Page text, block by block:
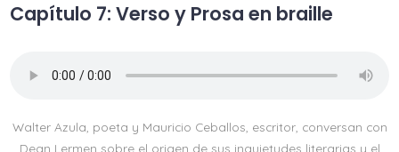
Capítulo 7: Verso y Prosa en braille
Walter Azula, poeta y Mauricio Ceballos, escritor, conversan con
Dean Lermen sobre el origen de sus inquietudes literarias y el